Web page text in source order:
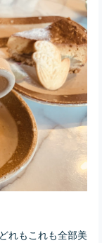
れもこれも全部美